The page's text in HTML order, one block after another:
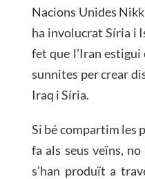
Nacions Unides
ha involucrat Síria i
fet que l’Iran
sunnites per crear
Iraq i Síria.
Si bé compartim les
fa als seus veïns,
s’han produït a